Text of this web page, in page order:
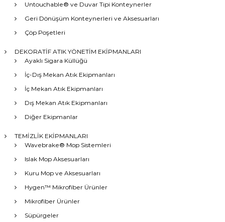
Untouchable® ve Duvar Tipi Konteynerler
Geri Dönüşüm Konteynerleri ve Aksesuarları
Çöp Poşetleri
DEKORATİF ATIK YÖNETİM EKİPMANLARI
Ayaklı Sigara Küllüğü
İç-Dış Mekan Atık Ekipmanları
İç Mekan Atık Ekipmanları
Dış Mekan Atık Ekipmanları
Diğer Ekipmanlar
TEMİZLİK EKİPMANLARI
Wavebrake® Mop Sistemleri
Islak Mop Aksesuarları
Kuru Mop ve Aksesuarları
Hygen™ Mikrofiber Ürünler
Mikrofiber Ürünler
Süpürgeler